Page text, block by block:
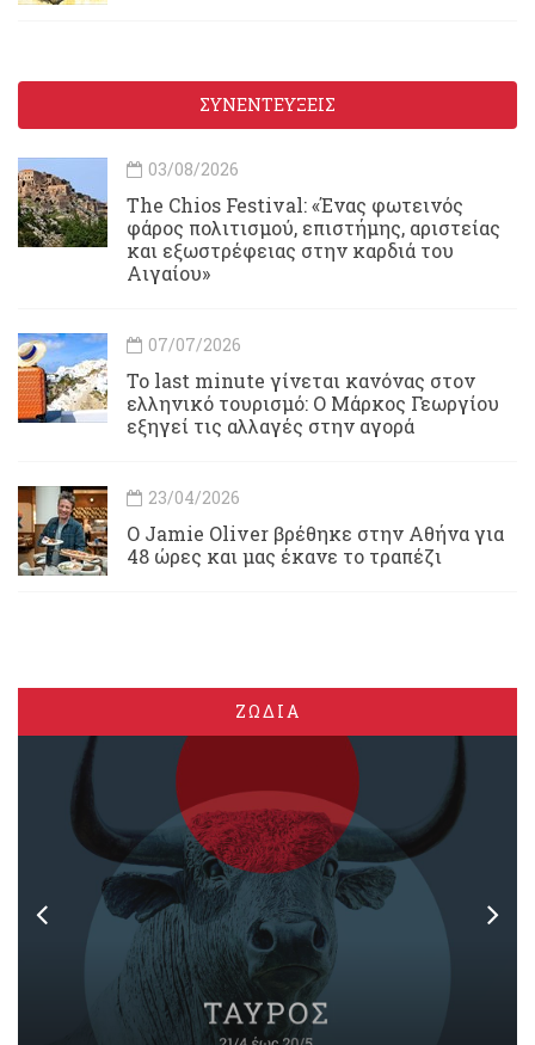
ΣΥΝΕΝΤΕΥΞΕΙΣ
03/08/2026
Τhe Chios Festival: «Ένας φωτεινός
φάρος πολιτισμού, επιστήμης, αριστείας
και εξωστρέφειας στην καρδιά του
Αιγαίου»
07/07/2026
Το last minute γίνεται κανόνας στον
ελληνικό τουρισμό: Ο Μάρκος Γεωργίου
εξηγεί τις αλλαγές στην αγορά
23/04/2026
Ο Jamie Oliver βρέθηκε στην Αθήνα για
48 ώρες και μας έκανε το τραπέζι
ΖΩΔΙΑ